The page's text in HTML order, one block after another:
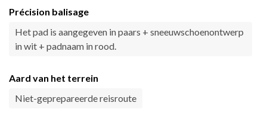
Précision balisage
Het pad is aangegeven in paars + sneeuwschoenontwerp
in wit + padnaam in rood.
Aard van het terrein
Niet-geprepareerde reisroute